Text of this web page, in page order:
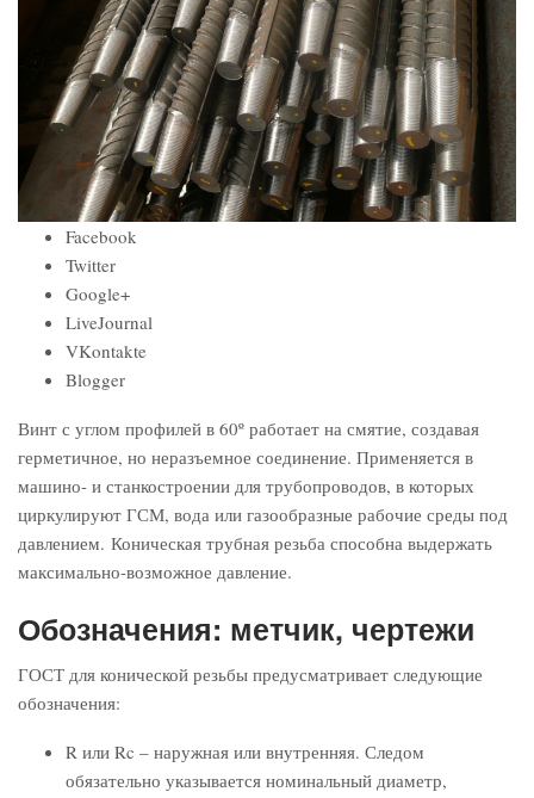
Facebook
Twitter
Google+
LiveJournal
VKontakte
Blogger
Винт с углом профилей в 60º работает на смятие, создавая
герметичное, но неразъемное соединение. Применяется в
машино- и станкостроении для трубопроводов, в которых
циркулируют ГСМ, вода или газообразные рабочие среды под
давлением. Коническая трубная резьба способна выдержать
максимально-возможное давление.
Обозначения: метчик, чертежи
ГОСТ для конической резьбы предусматривает следующие
обозначения:
R или Rc – наружная или внутренняя. Следом
обязательно указывается номинальный диаметр,